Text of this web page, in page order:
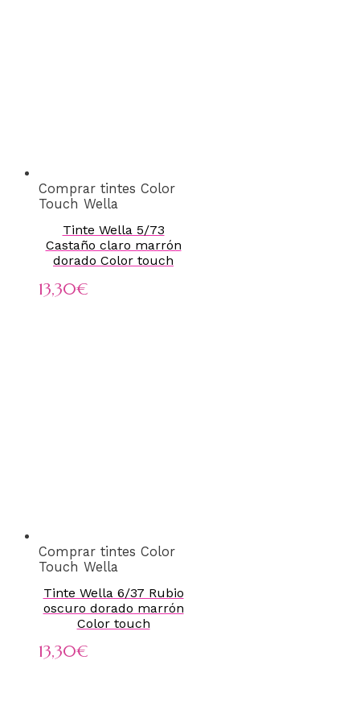
Comprar tintes Color
Touch Wella
Tinte Wella 5/73
Castaño claro marrón
dorado Color touch
13,30€
Comprar tintes Color
Touch Wella
Tinte Wella 6/37 Rubio
oscuro dorado marrón
Color touch
13,30€